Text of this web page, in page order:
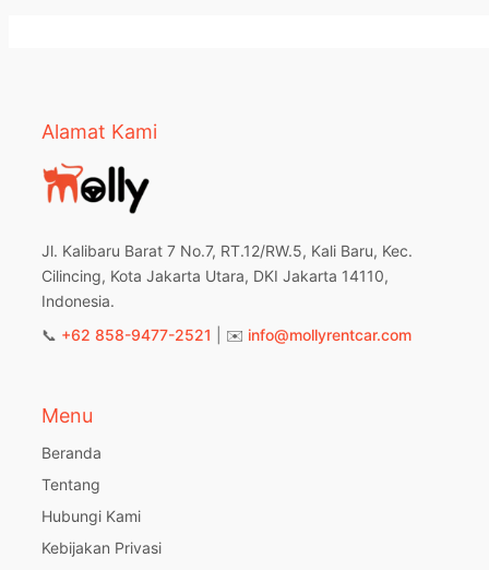
Alamat Kami
Jl. Kalibaru Barat 7 No.7, RT.12/RW.5, Kali Baru, Kec.
Cilincing, Kota Jakarta Utara, DKI Jakarta 14110,
Indonesia.
📞 +62 858-9477-2521 | ✉️ info@mollyrentcar.com
Menu
Beranda
Tentang
Hubungi Kami
Kebijakan Privasi